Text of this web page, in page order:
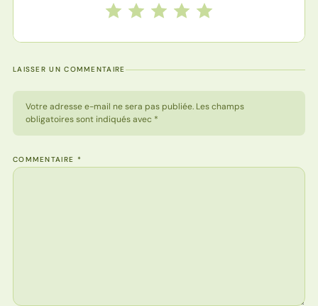
Notez cette recette de 1 à 5 étoiles
5 étoiles
4 étoiles
3 étoiles
2 étoiles
1 étoile
LAISSER UN COMMENTAIRE
Votre adresse e-mail ne sera pas publiée. Les champs
obligatoires sont indiqués avec *
COMMENTAIRE *